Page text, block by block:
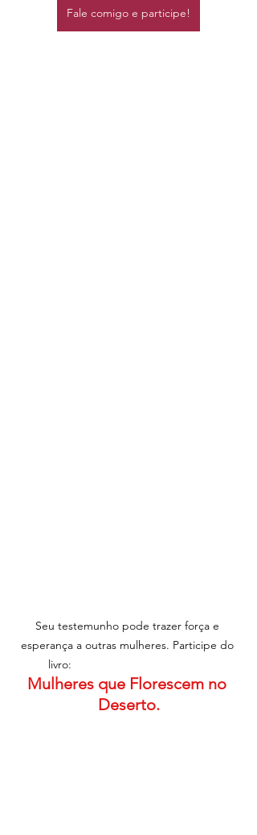
Fale comigo e participe!
Seu testemunho pode trazer força e
esperança a outras mulheres. Participe do
livro:
Mulheres que Florescem no
Deserto.